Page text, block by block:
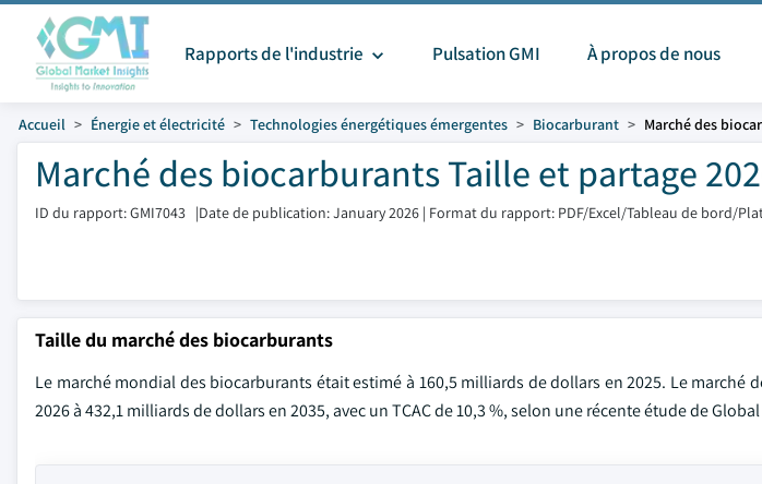
Rapports de l'industrie Pulsation GMI À propos de nous
Accueil Énergie et électricité Technologies énergétiques émergentes Biocarburant Marché des
Marché des biocarburants Taille et partage
ID du rapport: GMI7043 |Date de publication: January 2026 | Format du rapport: PDF/Excel/Tableau de bord/
Taille du marché des biocarburants
Le marché mondial des biocarburants était estimé à 160,5 milliards de dollars en 2025. Le marché
2026 à 432,1 milliards de dollars en 2035, avec un TCAC de 10,3 %, selon une récente étude de